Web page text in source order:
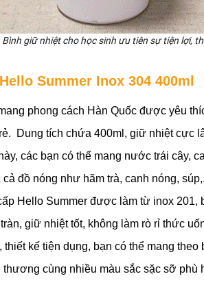
Bình giữ nhiệt cho học sinh ưu tiên sự tiện lợi,
Summer Inox 304 400ml
phong cách Hàn Quốc được yêu
Dung tích chứa 400ml, giữ nhiệt cực
các bạn có thể mang nước trái cây,
đồ nóng như hãm trà, canh nóng,
Hello Summer được làm từ inox 201,
giữ nhiệt tốt, không làm rò rỉ thức
kế tiện dụng, bạn có thể mang
cùng nhiều màu sắc sặc sỡ phù